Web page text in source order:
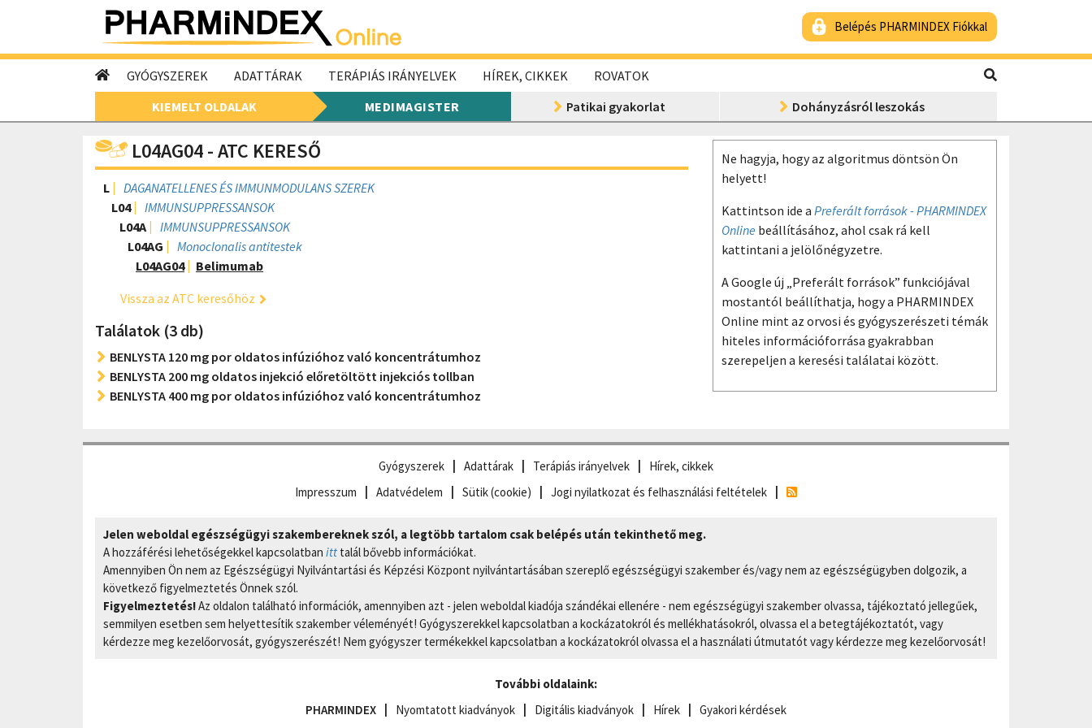
Belépés PHARMINDEX Fiókkal
GYÓGYSZEREK ADATTÁRAK TERÁPIÁS IRÁNYELVEK HÍREK, CIKKEK
ROVATOK
KIEMELT OLDALAK
MEDIMAGISTER Patikai gyakorlat Dohányzásról leszokás
L04AG04 - ATC KERESŐ
L
DAGANATELLENES ÉS IMMUNMODULANS SZEREK
L04
IMMUNSUPPRESSANSOK
L04A
IMMUNSUPPRESSANSOK
L04AG
Monoclonalis antitestek
L04AG04
Belimumab
Vissza az ATC keresőhöz
Találatok (3 db)
BENLYSTA 120 mg por oldatos infúzióhoz való koncentrátumhoz
BENLYSTA 200 mg oldatos injekció előretöltött injekciós tollban
BENLYSTA 400 mg por oldatos infúzióhoz való koncentrátumhoz
Ne hagyja, hogy az algoritmus döntsön Ön
helyett!
Kattintson ide a Preferált források - PHARMINDEX
Online beállításához, ahol csak rá kell
kattintani a jelölőnégyzetre.
A Google új „Preferált források” funkciójával
mostantól beállíthatja, hogy a PHARMINDEX
Online mint az orvosi és gyógyszerészeti témák
hiteles információforrása gyakrabban
szerepeljen a keresési találatai között.
Gyógyszerek Adattárak Terápiás irányelvek
Hírek, cikkek
Impresszum
Adatvédelem Sütik (cookie) Jogi nyilatkozat és felhasználási feltételek
Jelen weboldal egészségügyi szakembereknek szól, a legtöbb tartalom csak belépés után tekinthető meg.
A hozzáférési lehetőségekkel kapcsolatban itt talál bővebb információkat.
Amennyiben Ön nem az Egészségügyi Nyilvántartási és Képzési Központ nyilvántartásában szereplő egészségügyi szakember és/vagy nem az egészségügyben dolgozik, a
következő figyelmeztetés Önnek szól.
Figyelmeztetés!Az oldalon található információk, amennyiben azt - jelen weboldal kiadója szándékai ellenére - nem egészségügyi szakember olvassa, tájékoztató jellegűek,
semmilyen esetben sem helyettesítik szakember véleményét! Gyógyszerekkel kapcsolatban a kockázatokról és mellékhatásokról, olvassa el a betegtájékoztatót, vagy
kérdezze meg kezelőorvosát, gyógyszerészét! Nem gyógyszer termékekkel kapcsolatban a kockázatokról olvassa el a használati útmutatót vagy kérdezze meg kezelőorvosát!
További oldalaink:
PHARMINDEX
Nyomtatott kiadványok Digitális kiadványok Hírek Gyakori kérdések